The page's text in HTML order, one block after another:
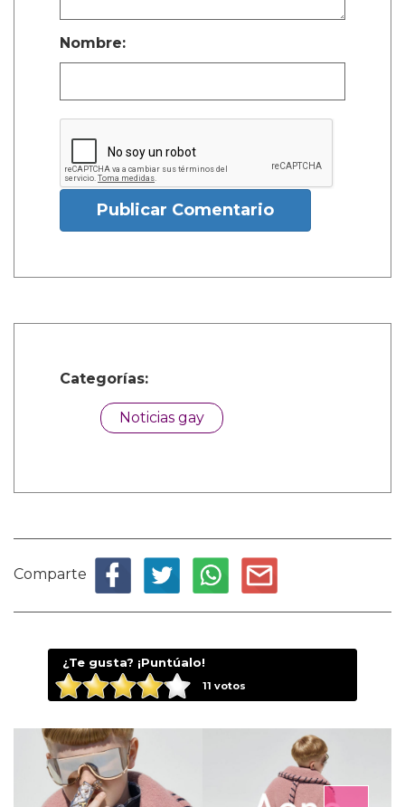
Nombre:
Publicar Comentario
Categorías:
Noticias gay
Comparte
¿Te gusta? ¡Puntúalo!
11 votos